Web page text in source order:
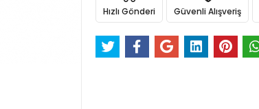
Hızlı Gönderi Güvenli Alışveriş